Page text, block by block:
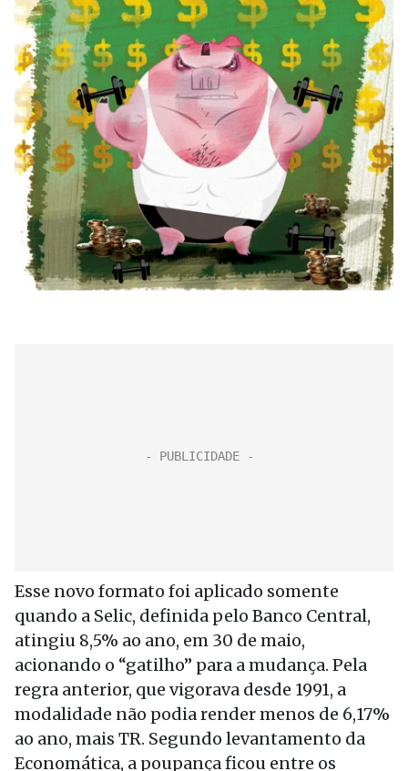
Esse novo formato foi aplicado somente
quando a Selic, definida pelo Banco Central,
atingiu 8,5% ao ano, em 30 de maio,
acionando o “gatilho” para a mudança. Pela
regra anterior, que vigorava desde 1991, a
modalidade não podia render menos de 6,17%
ao ano, mais TR. Segundo levantamento da
Economática, a poupança ficou entre os